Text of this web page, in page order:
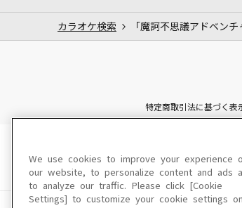
カラオケ検索 「魔訶不思議アドベン
特定商取引法に基づく表
このサイトに掲載され
We use cookies to improve your experience
our website, to personalize content and ads
to analyze our traffic. Please click [Cookie
Settings] to customize your cookie settings on